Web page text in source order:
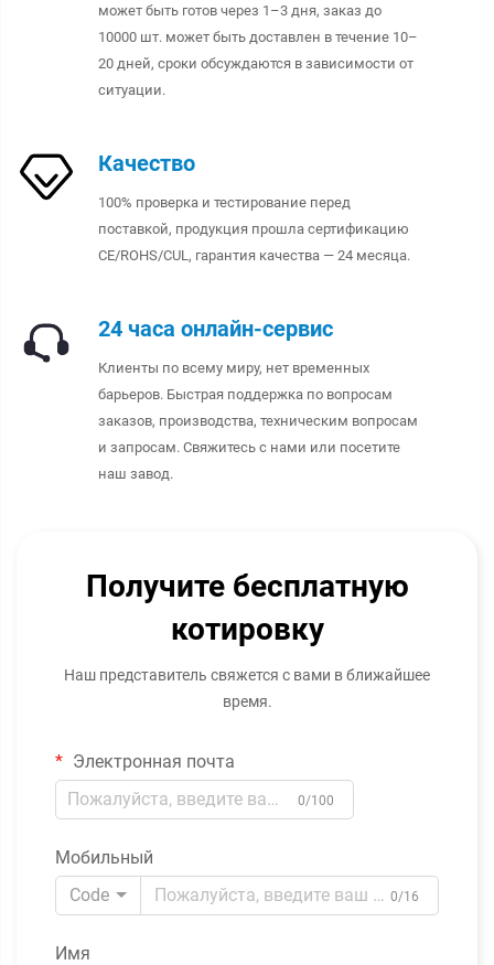
может быть готов через 1–3 дня, заказ до
10000 шт. может быть доставлен в течение 10–
20 дней, сроки обсуждаются в зависимости от
ситуации.
Качество
100% проверка и тестирование перед
поставкой, продукция прошла сертификацию
CE/ROHS/CUL, гарантия качества — 24 месяца.
24 часа онлайн-сервис
Клиенты по всему миру, нет временных
барьеров. Быстрая поддержка по вопросам
заказов, производства, техническим вопросам
и запросам. Свяжитесь с нами или посетите
наш завод.
Получите бесплатную
котировку
Наш представитель свяжется с вами в ближайшее
время.
Электронная почта
0/100
Мобильный
Code
0/16
Имя